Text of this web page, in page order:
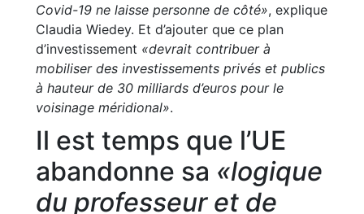
Covid-19 ne laisse personne de côté», explique
Claudia Wiedey. Et d’ajouter que ce plan
d’investissement «devrait contribuer à
mobiliser des investissements privés et publics
à hauteur de 30 milliards d’euros pour le
voisinage méridional».
Il est temps que l’UE
abandonne sa «logique
du professeur et de